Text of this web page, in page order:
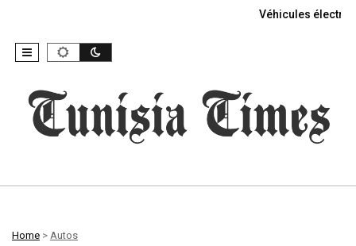
Véhicules
Home > Autos